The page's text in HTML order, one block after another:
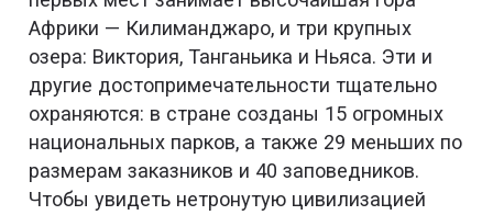
Африки — Килиманджаро, и три крупных
озера: Виктория, Танганьика и Ньяса. Эти и
другие достопримечательности тщательно
охраняются: в стране созданы 15 огромных
национальных парков, а также 29 меньших по
размерам заказников и 40 заповедников.
Чтобы увидеть нетронутую цивилизацией